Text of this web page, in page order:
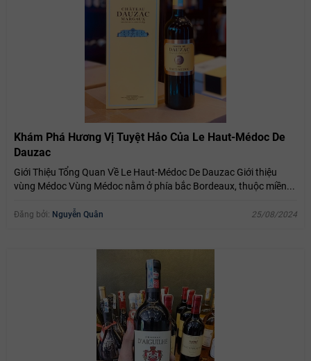
Khám Phá Hương Vị Tuyệt Hảo Của Le Haut-Médoc De
Dauzac
Giới Thiệu Tổng Quan Về Le Haut-Médoc De Dauzac Giới thiệu
vùng Médoc Vùng Médoc nằm ở phía bắc Bordeaux, thuộc miền...
Đăng bởi: Nguyễn Quân 25/08/2024